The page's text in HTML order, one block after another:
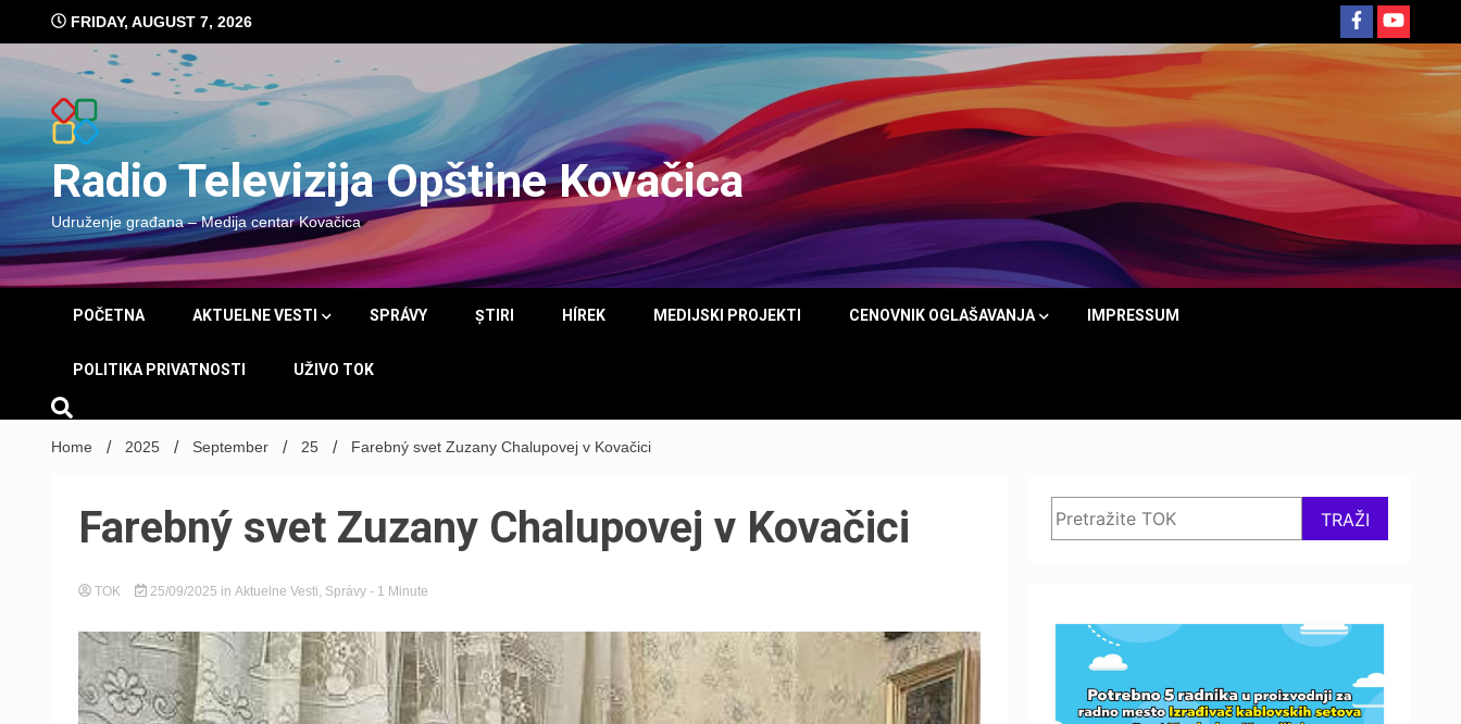
content
FRIDAY, AUGUST 7, 2026
Radio Televizija Opštine Kovačica
Udruženje građana – Medija centar Kovačica
POČETNA AKTUELNE VESTI SPRÁVY ȘTIRI HÍREK MEDIJSKI PROJEKTI CENOVNIK OGLAŠAVANJA IMPRESSUM
POLITIKA PRIVATNOSTI UŽIVO TOK
Home 2025 September 25 Farebný svet Zuzany Chalupovej v Kovačici
Farebný svet Zuzany Chalupovej v Kovačici
TOK 25/09/2025 in Aktuelne Vesti Správy - 1 Minute
TRAŽI